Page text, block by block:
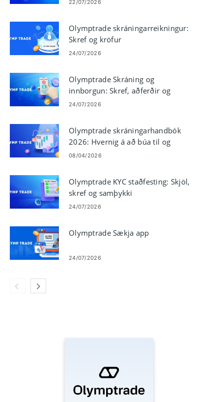
22/07/2026
Olymptrade skráningarreikningur:
Skref og kröfur
24/07/2026
Olymptrade Skráning og
innborgun: Skref, aðferðir og
takmörk
24/07/2026
Olymptrade skráningarhandbók
2026: Hvernig á að búa til og
staðfesta reikninginn þinn hratt
08/04/2026
Olymptrade KYC staðfesting: Skjöl,
skref og samþykki
24/07/2026
Olymptrade Sækja app
24/07/2026